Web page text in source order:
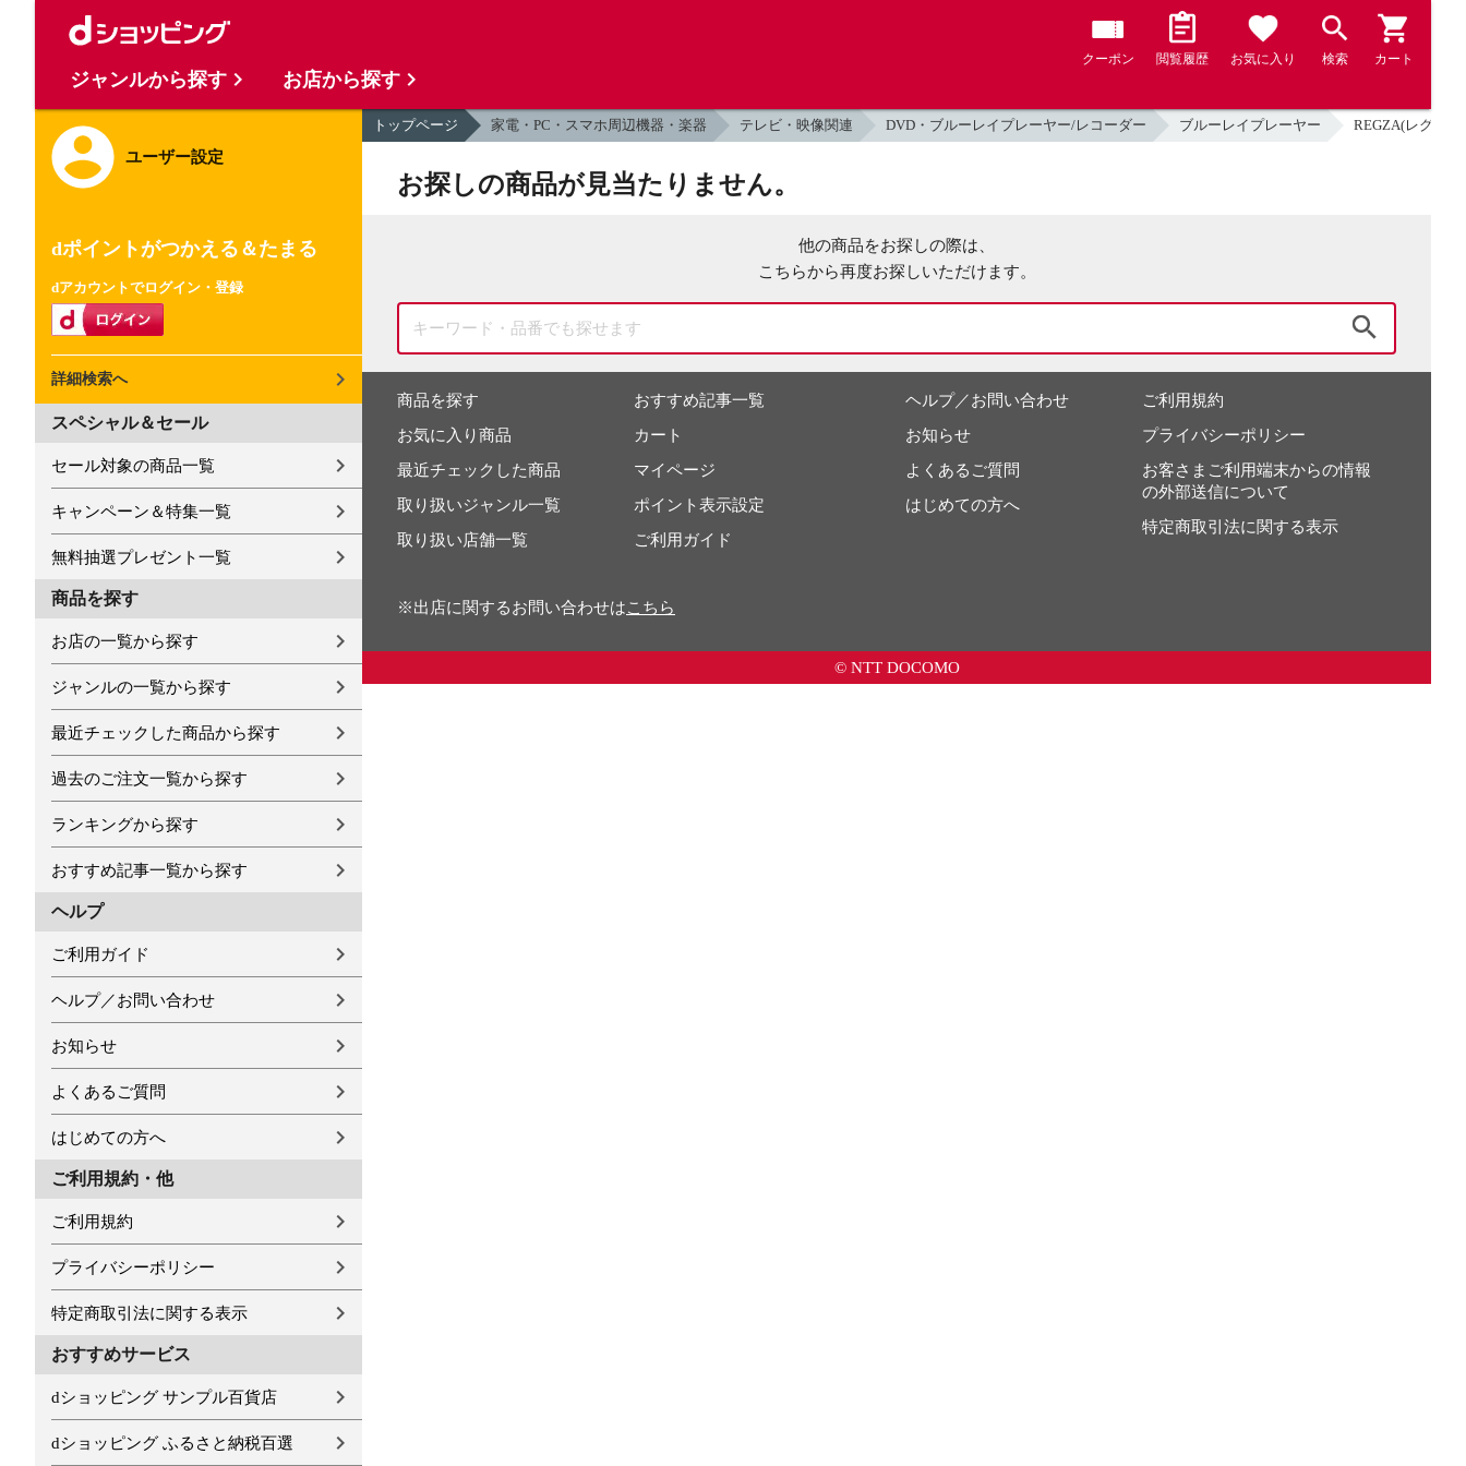
クーポン 閲覧履歴 お気に入り 検索 カート
ユーザー設定
dポイントがつかえる＆たまる
dアカウントでログイン・登録
詳細検索へ
スペシャル＆セール
セール対象の商品一覧
キャンペーン＆特集一覧
無料抽選プレゼント一覧
商品を探す
お店の一覧から探す
ジャンルの一覧から探す
最近チェックした商品から探す
過去のご注文一覧から探す
ランキングから探す
おすすめ記事一覧から探す
ヘルプ
ご利用ガイド
ヘルプ／お問い合わせ
お知らせ
よくあるご質問
はじめての方へ
ご利用規約・他
ご利用規約
プライバシーポリシー
特定商取引法に関する表示
おすすめサービス
dショッピング サンプル百貨店
dショッピング ふるさと納税百選
トップページ 家電・PC・スマホ周辺機器・楽器 テレビ・映像関連 DVD・ブルーレイプレーヤー/レコーダー ブルーレイプレーヤー REGZA(レグザ)
お探しの商品が見当たりません。
他の商品をお探しの際は、
こちらから再度お探しいただけます。
商品を探す
お気に入り商品
最近チェックした商品
取り扱いジャンル一覧
取り扱い店舗一覧
おすすめ記事一覧
カート
マイページ
ポイント表示設定
ご利用ガイド
ヘルプ／お問い合わせ
お知らせ
よくあるご質問
はじめての方へ
ご利用規約
プライバシーポリシー
お客さまご利用端末からの情報
の外部送信について
特定商取引法に関する表示
※出店に関するお問い合わせはこちら
© NTT DOCOMO
ジャンルから探す お店から探す